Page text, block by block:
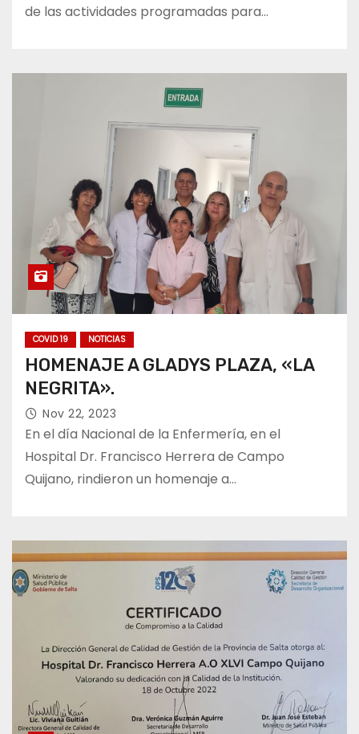
de las actividades programadas para…
COVID 19 NOTICIAS
HOMENAJE A GLADYS PLAZA, «LA
NEGRITA».
Nov 22, 2023
En el día Nacional de la Enfermería, en el
Hospital Dr. Francisco Herrera de Campo
Quijano, rindieron un homenaje a…